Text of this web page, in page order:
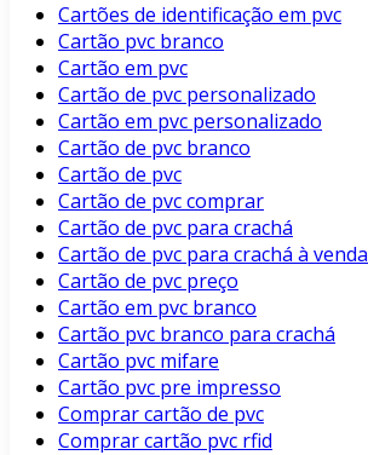
Cartões de identificação em pvc
Cartão pvc branco
Cartão em pvc
Cartão de pvc personalizado
Cartão em pvc personalizado
Cartão de pvc branco
Cartão de pvc
Cartão de pvc comprar
Cartão de pvc para crachá
Cartão de pvc para crachá à venda
Cartão de pvc preço
Cartão em pvc branco
Cartão pvc branco para crachá
Cartão pvc mifare
Cartão pvc pre impresso
Comprar cartão de pvc
Comprar cartão pvc rfid